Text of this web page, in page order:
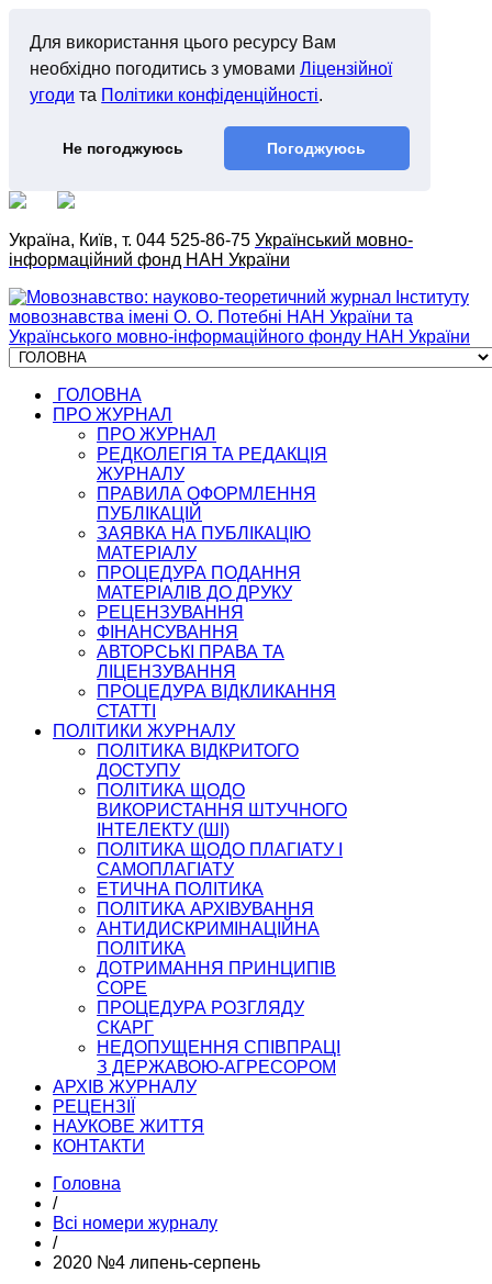
Для використання цього ресурсу Вам
необхідно погодитись з умовамиЛіцензійної
угоди та Політики конфіденційності.
Не погоджуюсь Погоджуюсь
Україна, Київ, т. 044 525-86-75 Український мовно-
інформаційний фонд НАН України
ГОЛОВНА
ПРО ЖУРНАЛ
ПРО ЖУРНАЛ
РЕДКОЛЕГІЯ ТА РЕДАКЦІЯ
ЖУРНАЛУ
ПРАВИЛА ОФОРМЛЕННЯ
ПУБЛІКАЦІЙ
ЗАЯВКА НА ПУБЛІКАЦІЮ
МАТЕРІАЛУ
ПРОЦЕДУРА ПОДАННЯ
МАТЕРІАЛІВ ДО ДРУКУ
РЕЦЕНЗУВАННЯ
ФІНАНСУВАННЯ
АВТОРСЬКІ ПРАВА ТА
ЛІЦЕНЗУВАННЯ
ПРОЦЕДУРА ВІДКЛИКАННЯ
СТАТТІ
ПОЛІТИКИ ЖУРНАЛУ
ПОЛІТИКА ВІДКРИТОГО
ДОСТУПУ
ПОЛІТИКА ЩОДО
ВИКОРИСТАННЯ ШТУЧНОГО
ІНТЕЛЕКТУ (ШІ)
ПОЛІТИКА ЩОДО ПЛАГІАТУ І
САМОПЛАГІАТУ
ЕТИЧНА ПОЛІТИКА
ПОЛІТИКА АРХІВУВАННЯ
АНТИДИСКРИМІНАЦІЙНА
ПОЛІТИКА
ДОТРИМАННЯ ПРИНЦИПІВ
COPE
ПРОЦЕДУРА РОЗГЛЯДУ
СКАРГ
НЕДОПУЩЕННЯ СПІВПРАЦІ
З ДЕРЖАВОЮ-АГРЕСОРОМ
АРХІВ ЖУРНАЛУ
РЕЦЕНЗІЇ
НАУКОВЕ ЖИТТЯ
КОНТАКТИ
Головна
/
Всі номери журналу
/
2020 №4 липень-серпень